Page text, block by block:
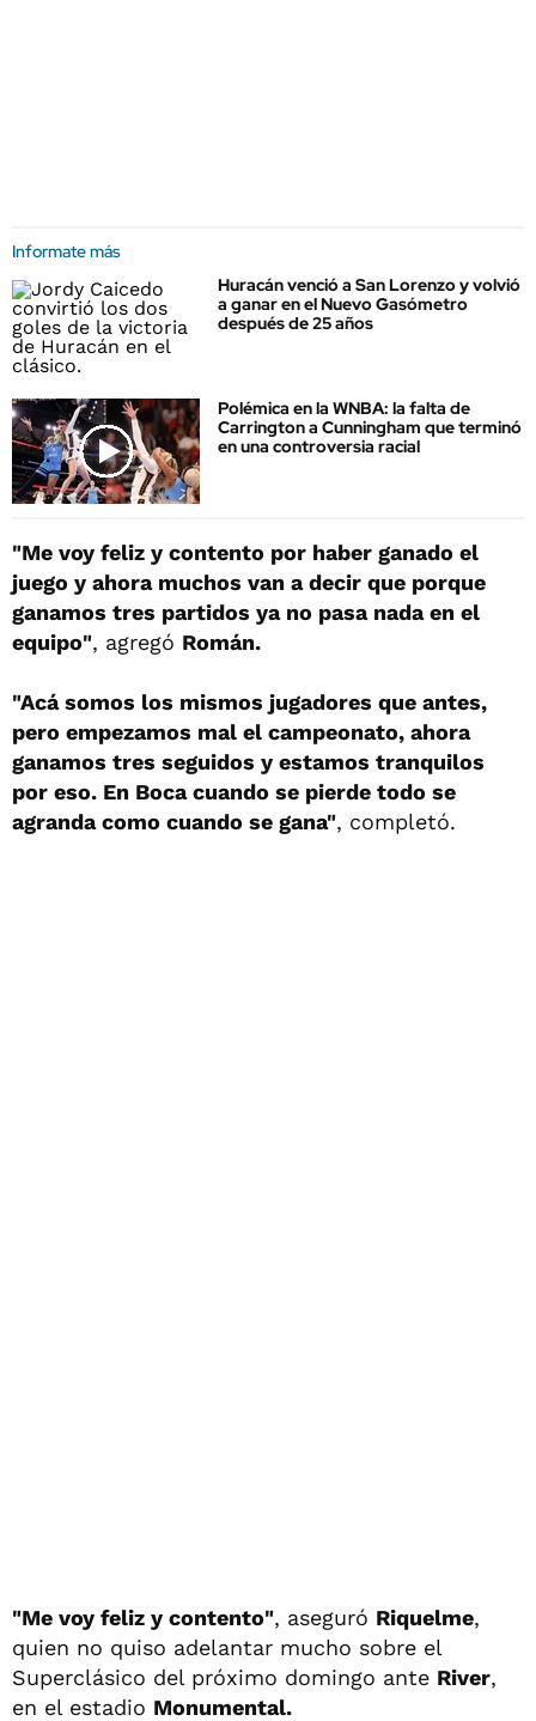
Informate más
Huracán venció a San Lorenzo y volvió
a ganar en el Nuevo Gasómetro
después de 25 años
Polémica en la WNBA: la falta de
Carrington a Cunningham que terminó
en una controversia racial
"Me voy feliz y contento por haber ganado el
juego y ahora muchos van a decir que porque
ganamos tres partidos ya no pasa nada en el
equipo", agregó Román.
"Acá somos los mismos jugadores que antes,
pero empezamos mal el campeonato, ahora
ganamos tres seguidos y estamos tranquilos
por eso. En Boca cuando se pierde todo se
agranda como cuando se gana", completó.
"Me voy feliz y contento", aseguró Riquelme,
quien no quiso adelantar mucho sobre el
Superclásico del próximo domingo ante River,
en el estadio Monumental.